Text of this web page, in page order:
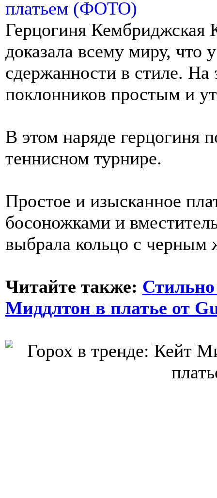
Герцогиня Кембриджская
доказала всему миру, что
сдержанности в стиле. На
поклонников простым и
В этом наряде герцогиня
теннисном турнире.
Простое и изысканное
босоножками и
выбрала кольцо с черным
Читайте также:
Миддлтон в платье от